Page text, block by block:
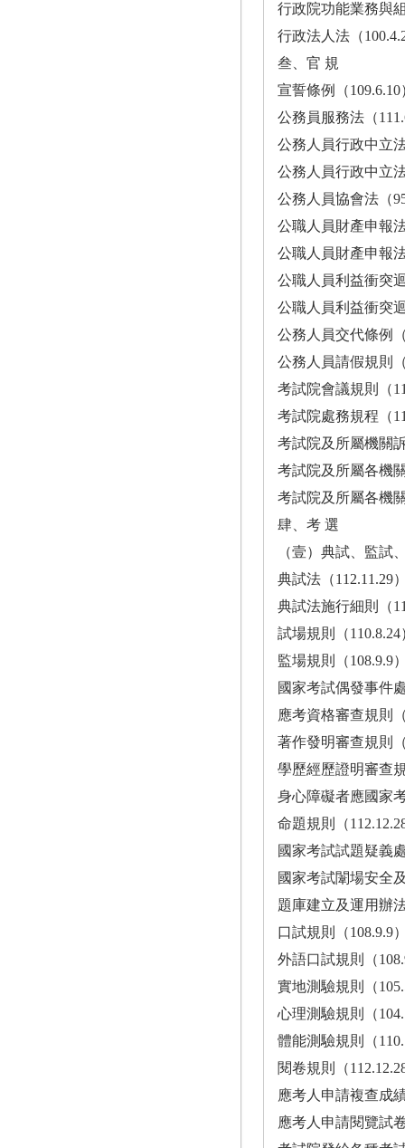
行政院功能業務與
行政法人法（
叁、官 規
宣誓條例（109.6.10）
公務員服務法（111.6.22）
公務人員行政中立法（
公務人員行政中立法施
公務人員協會法（95.5.17
公職人員財產申報法（
公職人員財產申報法施
公職人員利益衝突迴避
公職人員利益衝突迴
公務人員交代條例（
公務人員請假規則（
考試院會議規則（112.6.8
考試院處務規程（
考試院及所屬機關訴
考試院及所屬各機
考試院及所屬各機
肆、考 選
（壹）典試、監試
典試法（112.11.29）
典試法施行細則（
試場規則（110.8.24）
監場規則（108.9.9）
國家考試偶發事件處理
應考資格審查規則（
著作發明審查規則（
學歷經歷證明審查規則（
身心障礙者應國家考
命題規則（112.12.28）
國家考試試題疑義處理
國家考試闈場安全及管
題庫建立及運用辦法（
口試規則（108.9.9）
外語口試規則（108.9.9）
實地測驗規則（105.5.2）
心理測驗規則（104.12.14
體能測驗規則（110.11.22
閱卷規則（112.12.28）
應考人申請複查成績辦
應考人申請閱覽試卷辦